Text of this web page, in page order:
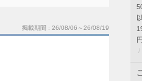
掲載期間 26/08/06～26/08/19